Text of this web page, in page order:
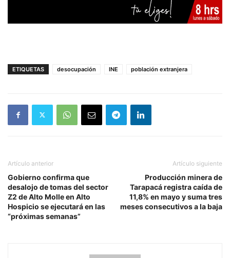
ETIQUETAS desocupación INE población extranjera
Artículo anterior
Gobierno confirma que
desalojo de tomas del sector
Z2 de Alto Molle en Alto
Hospicio se ejecutará en las
“próximas semanas”
Artículo siguiente
Producción minera de
Tarapacá registra caída de
11,8% en mayo y suma tres
meses consecutivos a la baja